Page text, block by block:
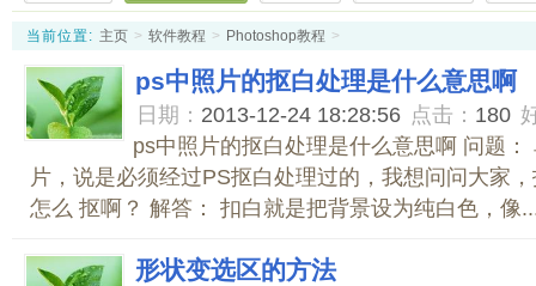
当前位置: 主页 > 软件教程 > Photoshop教程 >
ps中照片的抠白处理是什么意思啊
日期： 2013-12-24 18:28:56 点击： 180
ps中照片的抠白处理是什么意思啊 问题
片，说是必须经过PS抠白处理过的，我想问问大家
怎么 抠啊？ 解答： 扣白就是把背景设为纯白色，像
形状变选区的方法